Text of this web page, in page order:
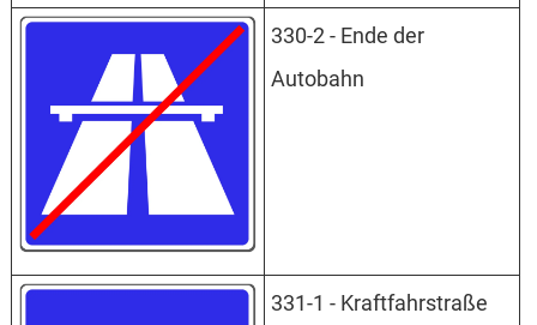
330-2 - Ende der
Autobahn
331-1 - Kraftfahrstraße